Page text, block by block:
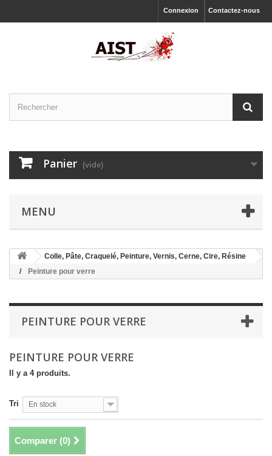
Contactez-nous
Connexion
Panier (vide)
MENU
Colle, Pâte, Craquelé, Peinture, Vernis, Cerne, Cire, Résine
Peinture pour verre
PEINTURE POUR VERRE
PEINTURE POUR VERRE
Il y a 4 produits.
Tri En stock
Comparer (0)